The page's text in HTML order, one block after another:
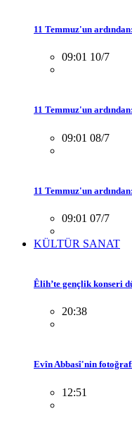
11 Temmuz'un
09:01 10/7
11 Temmuz'un
09:01 08/7
11 Temmuz'un
09:01 07/7
KÜLTÜR SANAT
Êlih’te gençlik konseri
20:38
Evîn Abbasî'nin
12:51